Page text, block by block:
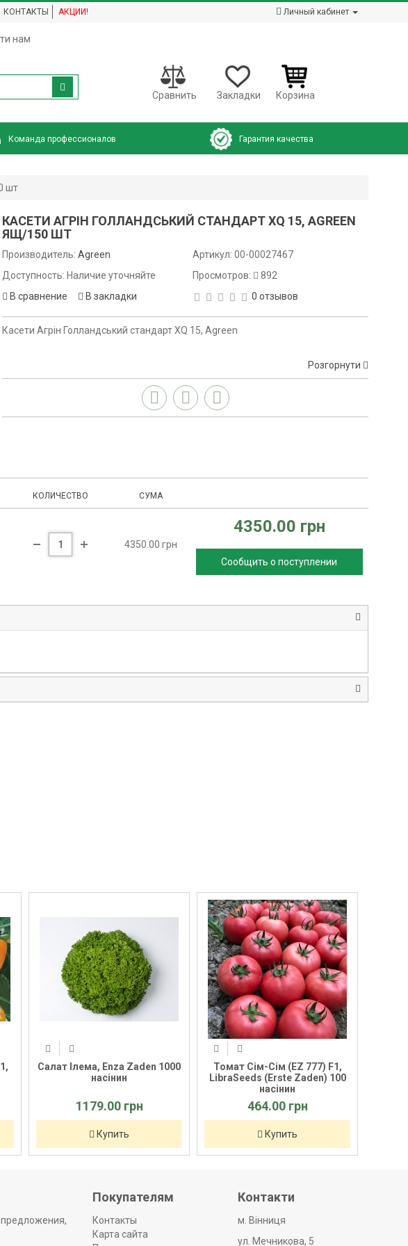
КОНТАКТЫ АКЦИИ! Личный кабинет
нам
Сравнить Закладки Корзина
Команда профессионалов Гарантия качества
шт
КАСЕТИ АГРІН ГОЛЛАНДСЬКИЙ СТАНДАРТ XQ 15, AGREEN
ЯЩ/150 ШТ
Производитель:Agreen
Доступность: Наличие уточняйте
В сравнение
В закладки
Артикул: 00-00027467
Просмотров:
892
0 отзывов
Касети Агрін Голландський стандарт XQ 15, Agreen
Розгорнути
КОЛИЧЕСТВО СУМА
4350.00 грн
4350.00 грн
Сообщить о поступлении
Салат Ілема, Enza Zaden 1000
насінин
1179.00 грн
Купить
Томат Сім-Cім (EZ 777) F1,
LibraSeeds (Erste Zaden) 100
насінин
464.00 грн
Купить
Покупателям
Контакты
Карта сайта
Контакти
м. Вінниця
ул. Мечникова, 5